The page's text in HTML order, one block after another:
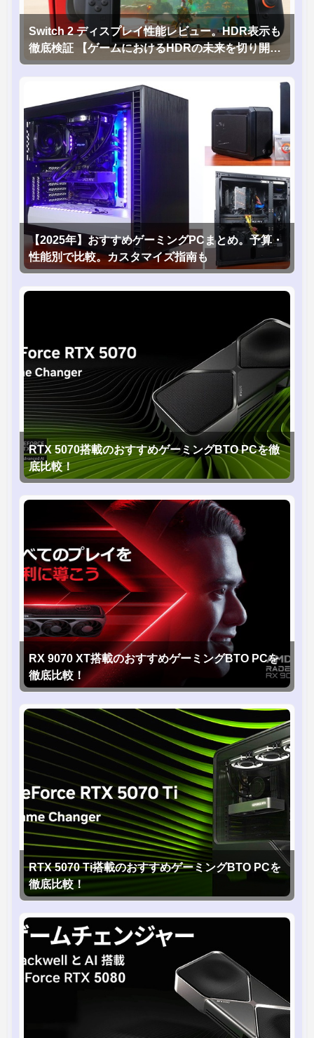
Switch 2 ディスプレイ性能レビュー。HDR表示も
徹底検証 【ゲームにおけるHDRの未来を切り開く
1台！】
【2025年】おすすめゲーミングPCまとめ。予算・
性能別で比較。カスタマイズ指南も
RTX 5070搭載のおすすめゲーミングBTO PCを徹
底比較！
RX 9070 XT搭載のおすすめゲーミングBTO PCを
徹底比較！
RTX 5070 Ti搭載のおすすめゲーミングBTO PCを
徹底比較！